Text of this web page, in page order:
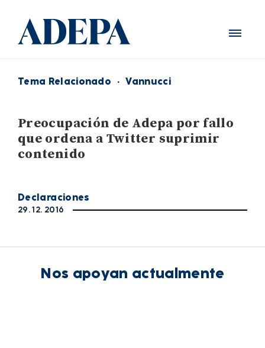
Tema Relacionado · Vannucci
Preocupación de Adepa por fallo
que ordena a Twitter suprimir
contenido
Declaraciones
29. 12. 2016
Nos apoyan actualmente